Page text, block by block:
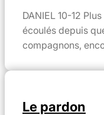
DANIEL 10-12
écoulés depuis
compagnons,
Le pardon